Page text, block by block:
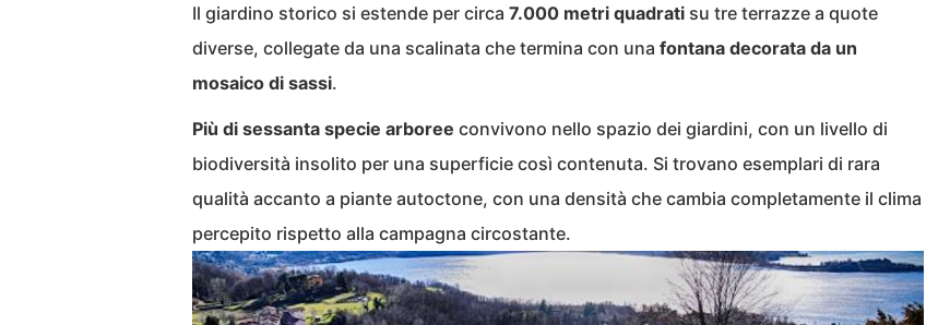
Il giardino storico si estende per circa 7.000 metri quadrati su tre terrazze a quote
diverse, collegate da una scalinata che termina con una fontana decorata da un
mosaico di sassi.
Più di sessanta specie arboree convivono nello spazio dei giardini, con un livello di
biodiversità insolito per una superficie così contenuta. Si trovano esemplari di rara
qualità accanto a piante autoctone, con una densità che cambia completamente il clima
percepito rispetto alla campagna circostante.